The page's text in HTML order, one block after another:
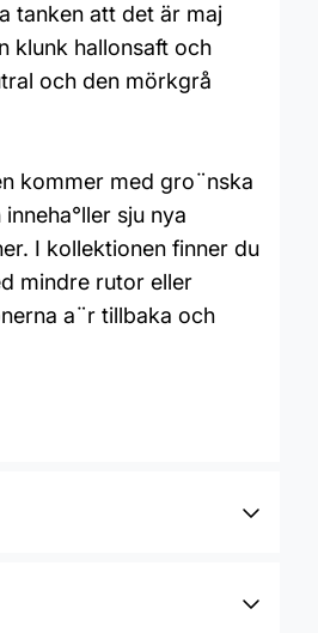
tanken att det är maj
klunk hallonsaft och
och den mörkgrå
kommer med gro¨nska
sju nya
I kollektionen finner du
mindre rutor eller
a¨r tillbaka och